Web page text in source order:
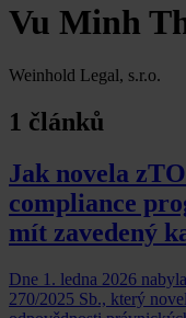
Vu Minh
Weinhold Legal, s.r.o.
1 článků
Jak novela
compliance
mít zavedený
Dne 1. ledna 2026
270/2025 Sb., který